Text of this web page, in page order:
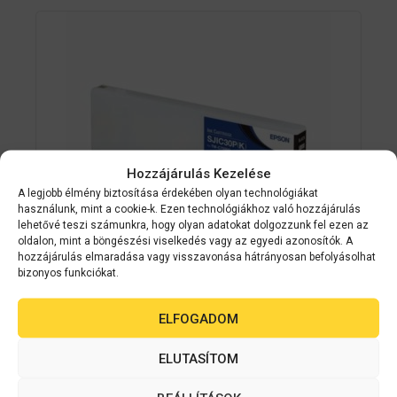
Hozzájárulás Kezelése
A legjobb élmény biztosítása érdekében olyan technológiákat
használunk, mint a cookie-k. Ezen technológiákhoz való hozzájárulás
lehetővé teszi számunkra, hogy olyan adatokat dolgozzunk fel ezen az
oldalon, mint a böngészési viselkedés vagy az egyedi azonosítók. A
hozzájárulás elmaradása vagy visszavonása hátrányosan befolyásolhat
bizonyos funkciókat.
ELFOGADOM
ELUTASÍTOM
EPSON SJIC30P(K) Black patron 294.3
ml (eredeti) C33S020639 C7500G
címkenyomtatóhoz